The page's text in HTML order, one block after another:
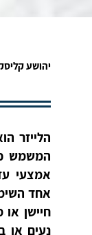
יהושע
הלייזר
המשמש
אמצעי
אחד
חיישן
נעים או